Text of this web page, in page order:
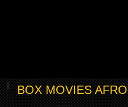
BOX MOVIES AFRO